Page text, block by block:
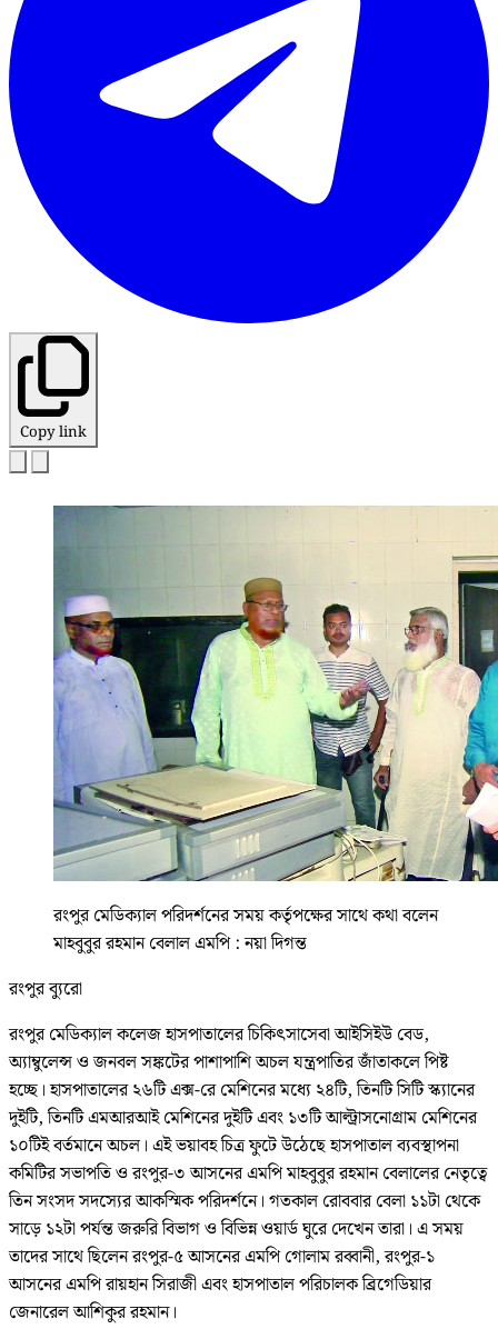
Copy link
রংপুর মেডিক্যাল পরিদর্শনের সময় কর্তৃপক্ষের সাথে কথা বলেন
মাহবুবুর রহমান বেলাল এমপি : নয়া দিগন্ত
রংপুর ব্যুরো
রংপুর মেডিক্যাল কলেজ হাসপাতালের চিকিৎসাসেবা আইসিইউ বেড,
অ্যাম্বুলেন্স ও জনবল সঙ্কটের পাশাপাশি অচল যন্ত্রপাতির জাঁতাকলে পিষ্ট
হচ্ছে। হাসপাতালের ২৬টি এক্স-রে মেশিনের মধ্যে ২৪টি, তিনটি সিটি স্ক্যানের
দুইটি, তিনটি এমআরআই মেশিনের দুইটি এবং ১৩টি আল্ট্রাসনোগ্রাম মেশিনের
১০টিই বর্তমানে অচল। এই ভয়াবহ চিত্র ফুটে উঠেছে হাসপাতাল ব্যবস্থাপনা
কমিটির সভাপতি ও রংপুর-৩ আসনের এমপি মাহবুবুর রহমান বেলালের নেতৃত্বে
তিন সংসদ সদস্যের আকস্মিক পরিদর্শনে। গতকাল রোববার বেলা ১১টা থেকে
সাড়ে ১২টা পর্যন্ত জরুরি বিভাগ ও বিভিন্ন ওয়ার্ড ঘুরে দেখেন তারা। এ সময়
তাদের সাথে ছিলেন রংপুর-৫ আসনের এমপি গোলাম রব্বানী, রংপুর-১
আসনের এমপি রায়হান সিরাজী এবং হাসপাতাল পরিচালক ব্রিগেডিয়ার
জেনারেল আশিকুর রহমান।